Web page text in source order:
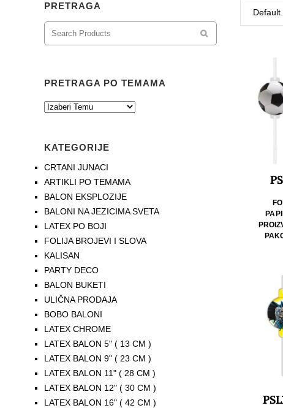
PRETRAGA
PRETRAGA PO TEMAMA
KATEGORIJE
CRTANI JUNACI
ARTIKLI PO TEMAMA
BALON EKSPLOZIJE
BALONI NA JEZICIMA SVETA
LATEX PO BOJI
FOLIJA BROJEVI I SLOVA
KALISAN
PARTY DECO
BALON BUKETI
ULIČNA PRODAJA
BOBO BALONI
LATEX CHROME
LATEX BALON 5" ( 13 CM )
LATEX BALON 9" ( 23 CM )
LATEX BALON 11" ( 28 CM )
LATEX BALON 12" ( 30 CM )
LATEX BALON 16" ( 42 CM )
Default